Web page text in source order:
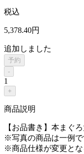
税込
5,378.40円
追加しました
予約
-
1
+
商品説明
【お品書き】本まぐ
※写真の商品は一例で
※商品仕様が変更とな